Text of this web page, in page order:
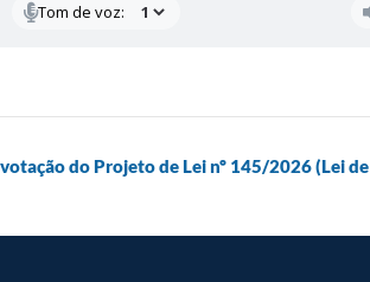
Tom de voz:
do Projeto de Lei nº 145/2026 (Lei